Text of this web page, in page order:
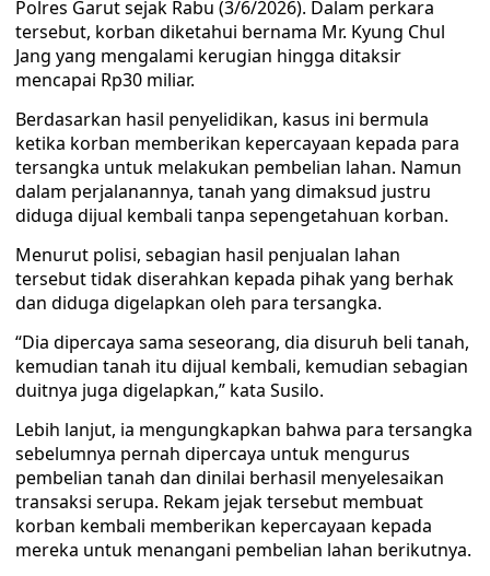
Polres Garut sejak Rabu (3/6/2026). Dalam perkara
tersebut, korban diketahui bernama Mr. Kyung Chul
Jang yang mengalami kerugian hingga ditaksir
mencapai Rp30 miliar.
Berdasarkan hasil penyelidikan, kasus ini bermula
ketika korban memberikan kepercayaan kepada para
tersangka untuk melakukan pembelian lahan. Namun
dalam perjalanannya, tanah yang dimaksud justru
diduga dijual kembali tanpa sepengetahuan korban.
Menurut polisi, sebagian hasil penjualan lahan
tersebut tidak diserahkan kepada pihak yang berhak
dan diduga digelapkan oleh para tersangka.
“Dia dipercaya sama seseorang, dia disuruh beli tanah,
kemudian tanah itu dijual kembali, kemudian sebagian
duitnya juga digelapkan,” kata Susilo.
Lebih lanjut, ia mengungkapkan bahwa para tersangka
sebelumnya pernah dipercaya untuk mengurus
pembelian tanah dan dinilai berhasil menyelesaikan
transaksi serupa. Rekam jejak tersebut membuat
korban kembali memberikan kepercayaan kepada
mereka untuk menangani pembelian lahan berikutnya.